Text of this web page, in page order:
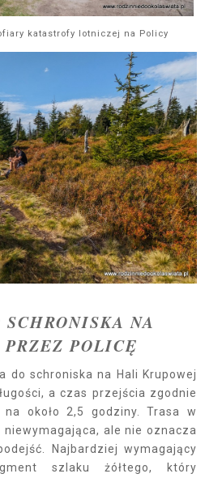
katastrofy lotniczej na Policy
NA
POLICĘ
do schroniska na Hali Krupowej
a czas przejścia zgodnie
około 2,5 godziny. Trasa w
ale nie oznacza
Najbardziej wymagający
szlaku żółtego, który